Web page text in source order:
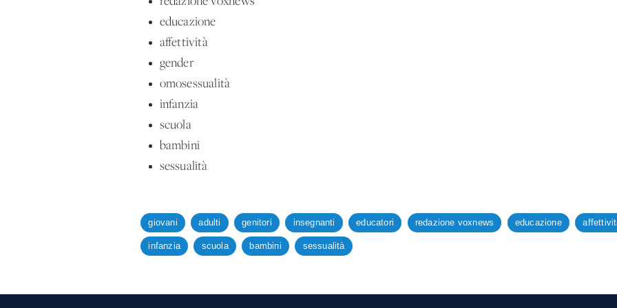
educazione
affettività
gender
omosessualità
infanzia
scuola
bambini
sessualità
giovani adulti genitori insegnanti educatori redazione voxnews educazione
infanzia scuola bambini sessualità